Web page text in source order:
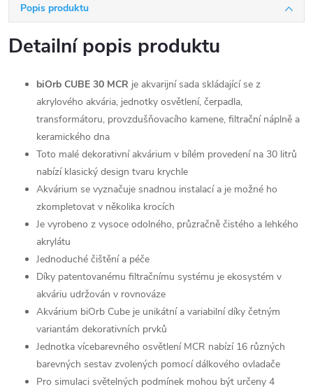
Popis produktu
Detailní popis produktu
biOrb CUBE 30 MCR je akvarijní sada skládající se z
akrylového akvária, jednotky osvětlení, čerpadla,
transformátoru, provzdušňovacího kamene, filtrační náplně a
keramického dna
Toto malé dekorativní akvárium v bílém provedení na 30 litrů
nabízí klasický design tvaru krychle
Akvárium se vyznačuje snadnou instalací a je možné ho
zkompletovat v několika krocích
Je vyrobeno z vysoce odolného, průzračně čistého a lehkého
akrylátu
Jednoduché čištění a péče
Díky patentovanému filtračnímu systému je ekosystém v
akváriu udržován v rovnováze
Akvárium biOrb Cube je unikátní a variabilní díky četným
variantám dekorativních prvků
Jednotka vícebarevného osvětlení MCR nabízí 16 různých
barevných sestav zvolených pomocí dálkového ovladače
Pro simulaci světelných podmínek mohou být určeny 4